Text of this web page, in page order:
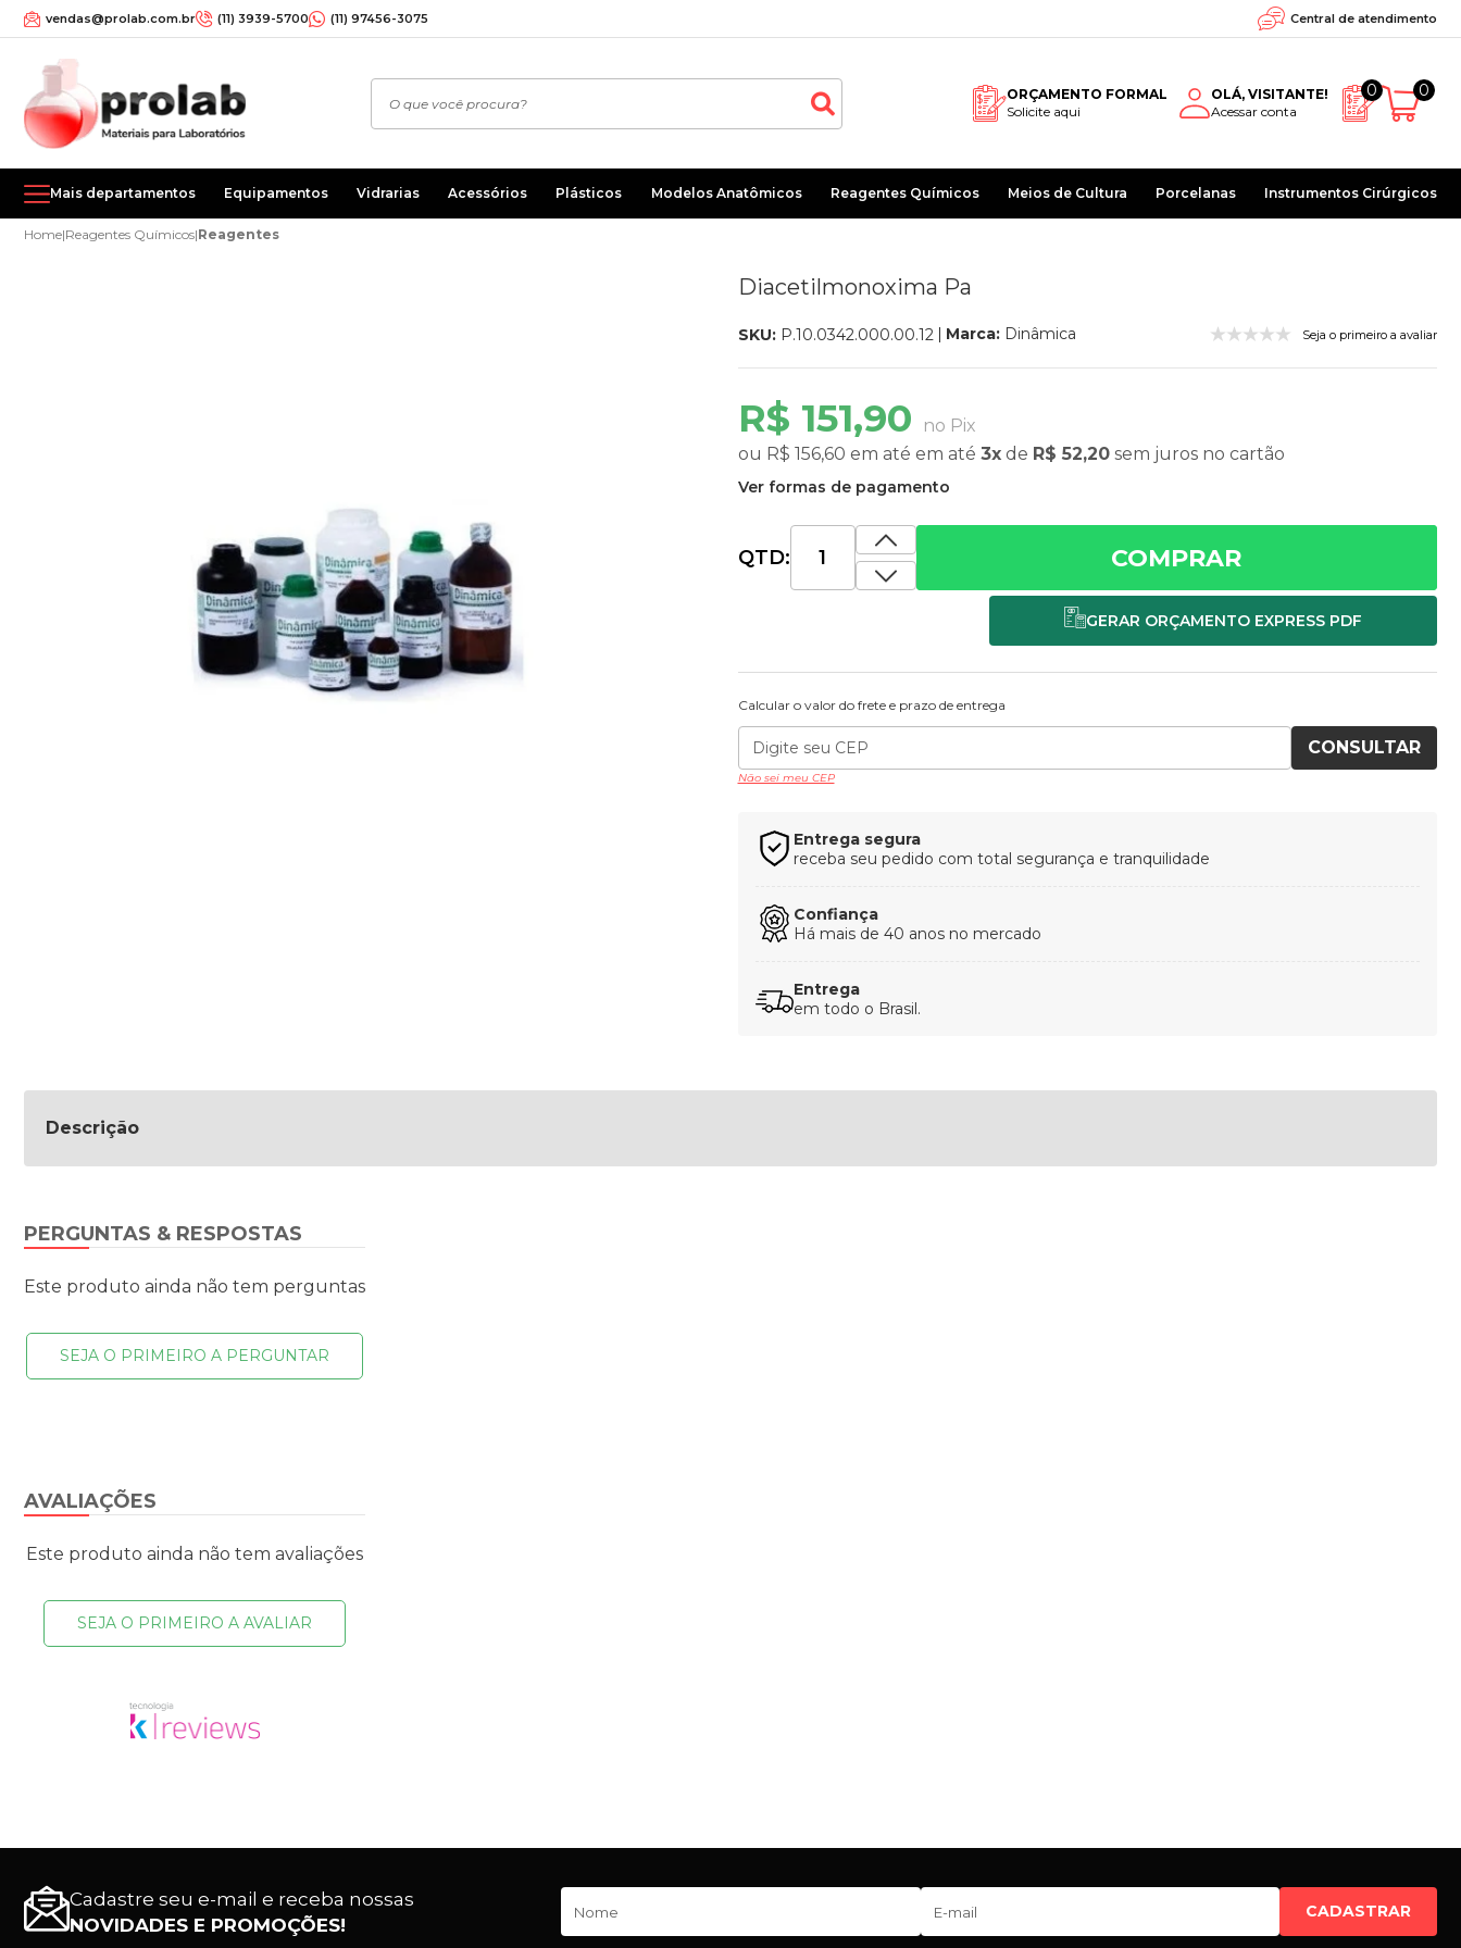
vendas@prolab.com.br (11) 3939-5700 (11) 97456-3075 Central de atendimento
ORÇAMENTO FORMAL
Solicite aqui
OLÁ, VISITANTE!
Acessar conta
0 0
Mais departamentos Equipamentos Vidrarias Acessórios Plásticos Modelos Anatômicos Reagentes Químicos Meios de Cultura Porcelanas Instrumentos Cirúrgicos
Home|Reagentes Químicos|Reagentes
Diacetilmonoxima Pa
Seja o primeiro a avaliar
SKU:P.10.0342.000.00.12 Marca: Dinâmica
R$ 151,90
no Pix
ou R$ 156,60 em até em até 3xde R$ 52,20 sem jurosno cartão
Ver formas de pagamento
QTD: COMPRAR
Calcular o valor do frete e prazo de entrega
CONSULTAR
Não sei meu CEP
Entrega segura
receba seu pedido com total segurança e tranquilidade
Confiança
Há mais de 40 anos no mercado
Entrega
em todo o Brasil.
Descrição
AVALIAÇÕES
Este produto ainda não tem avaliações
SEJA O PRIMEIRO A AVALIAR
PERGUNTAS & RESPOSTAS
Este produto ainda não tem perguntas
SEJA O PRIMEIRO A PERGUNTAR
Cadastre seu e-mail e receba nossas
NOVIDADES E PROMOÇÕES!
CADASTRAR